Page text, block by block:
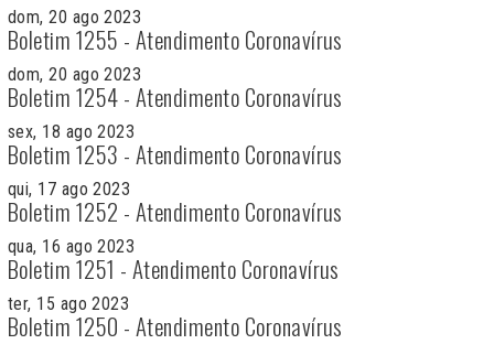
dom, 20 ago 2023
Boletim 1255 - Atendimento Coronavírus
dom, 20 ago 2023
Boletim 1254 - Atendimento Coronavírus
sex, 18 ago 2023
Boletim 1253 - Atendimento Coronavírus
qui, 17 ago 2023
Boletim 1252 - Atendimento Coronavírus
qua, 16 ago 2023
Boletim 1251 - Atendimento Coronavírus
ter, 15 ago 2023
Boletim 1250 - Atendimento Coronavírus